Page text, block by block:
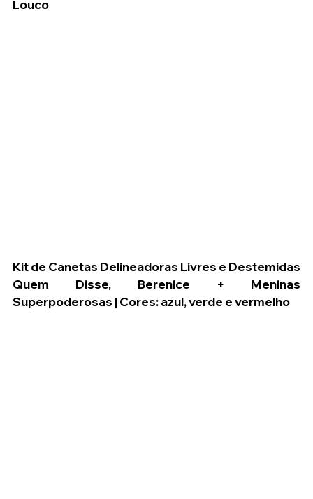
Louco
Kit de Canetas Delineadoras Livres e Destemidas
Quem Disse, Berenice + Meninas
Superpoderosas | Cores: azul, verde e vermelho